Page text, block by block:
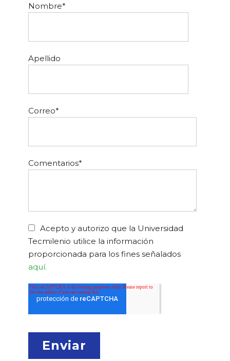
Nombre*
Apellido
Correo*
Comentarios*
Acepto y autorizo que la Universidad
Tecmilenio utilice la información
proporcionada para los fines señalados
aquí.